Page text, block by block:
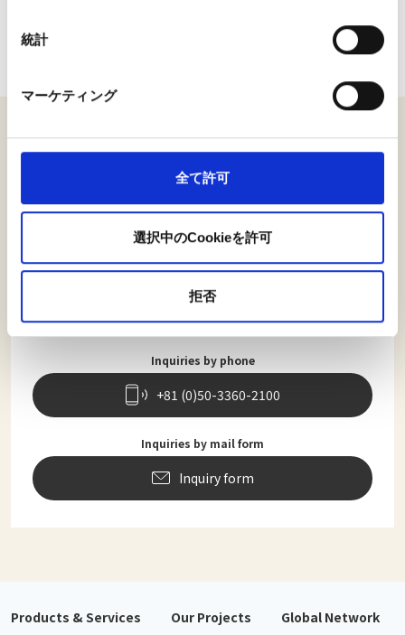
統計
マーケティング
全て許可
選択中のCookieを許可
拒否
NISSAN TRADING CO., LTD.
company holidays)
Inquiries by phone
+81 (0)50-3360-2100
Inquiries by mail form
Inquiry form
Products & Services Our Projects
Global Network